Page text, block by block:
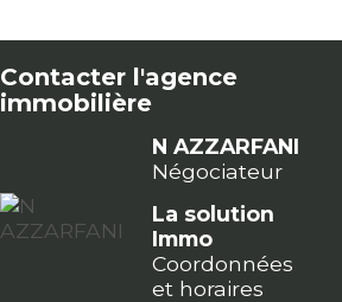
Contacter l'agence
immobilière
N AZZARFANI
Négociateur
La solution
Immo
Coordonnées
et horaires